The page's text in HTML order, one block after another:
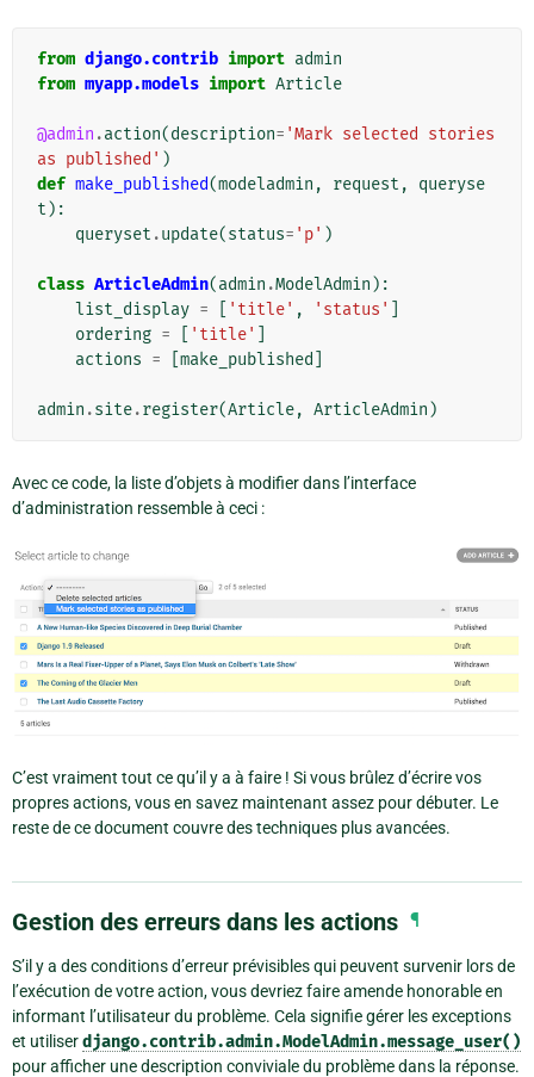
from django.contrib import admin
from myapp.models import Article
@admin .action(description= 'Mark selected stories
as published' )
def make_published(modeladmin , request ,
queryse
t ):
queryset .update(status= 'p' )
class ArticleAdmin(admin .ModelAdmin ):
list_display = 'title' , 'status'
ordering = 'title'
actions = make_published
admin .site.register(Article, ArticleAdmin )
Avec ce code, la liste d’objets à modifier dans l’interface
d’administration ressemble à ceci :
C’est vraiment tout ce qu’il y a à faire ! Si vous brûlez d’écrire vos
propres actions, vous en savez maintenant assez pour débuter. Le
reste de ce document couvre des techniques plus avancées.
Gestion des erreurs dans les actions ¶
S’il y a des conditions d’erreur prévisibles qui peuvent survenir lors de
l’exécution de votre action, vous devriez faire amende honorable en
informant l’utilisateur du problème. Cela signifie gérer les exceptions
et utiliserdjango.contrib.admin.ModelAdmin.message_user()
pour afficher une description conviviale du problème dans la réponse.